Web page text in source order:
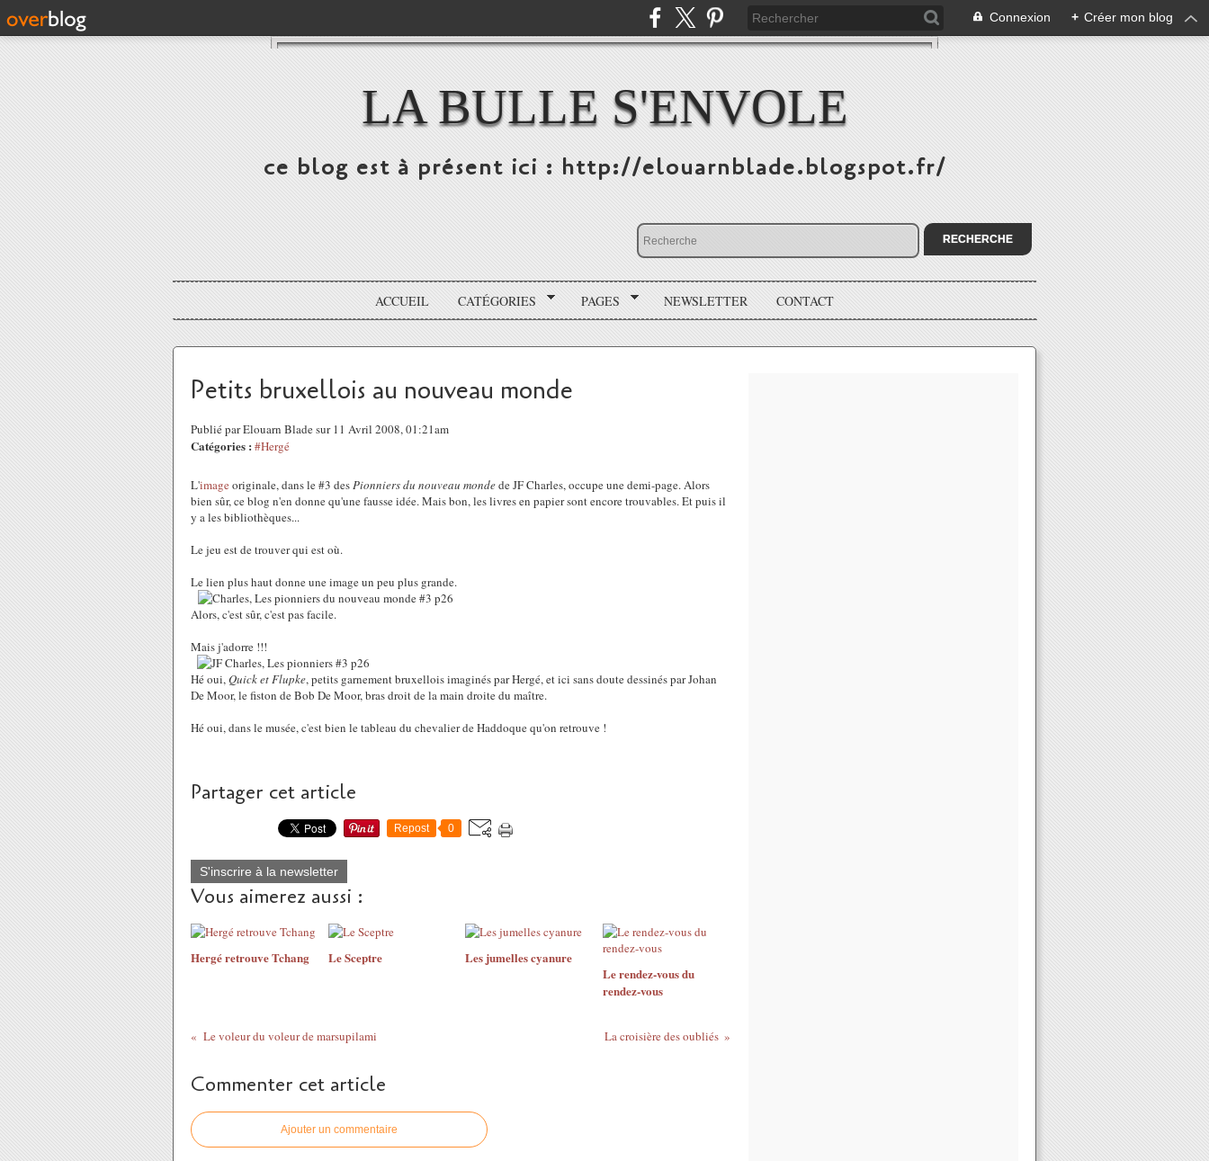
Connexion + Créer mon blog
LA BULLE S'ENVOLE
ce blog est à présent ici : http://elouarnblade.blogspot.fr/
ACCUEIL CATÉGORIES PAGES NEWSLETTER CONTACT
Petits bruxellois au nouveau monde
Publié par Elouarn Blade sur 11 Avril 2008, 01:21am
Catégories : #Hergé
L'imageoriginale, dans le #3 desPionniers du nouveau mondede JF Charles, occupe une demi-page. Alors
bien sûr, ce blog n'en donne qu'une fausse idée. Mais bon, les livres en papier sont encore trouvables. Et puis il
y a les bibliothèques...
Le jeu est de trouver qui est où.
Le lien plus haut donne une image un peu plus grande.
Alors, c'est sûr, c'est pas facile.
Mais j'adorre !!!
Hé oui,Quick et Flupke, petits garnement bruxellois imaginés par Hergé, et ici sans doute dessinés par Johan
De Moor, le fiston de Bob De Moor, bras droit de la main droite du maître.
Hé oui, dans le musée, c'est bien le tableau du chevalier de Haddoque qu'on retrouve !
Partager cet article
Repost 0
S'inscrire à la newsletter
Vous aimerez aussi :
Hergé retrouve Tchang Le Sceptre
Les jumelles cyanure
Le rendez-vous du
rendez-vous
Le voleur du voleur de marsupilami La croisière des oubliés
Commenter cet article
Ajouter un commentaire